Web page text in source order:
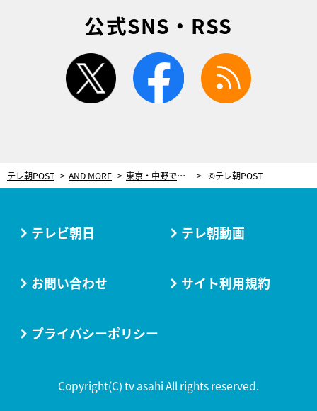
公式SNS・RSS
twitter facebook
テレ朝POST AND MORE 東京・中野で開催の「グルメ芸人祭」 人気急上昇中アナ・塩地美澄が食べ＆飲み尽くす！ ©テレ朝POST
テレビ朝日 テレ朝動画
お問い合わせ サイト利用規約
プライバシーポリシー
Copyright(C) tv asahi All rights reserved.